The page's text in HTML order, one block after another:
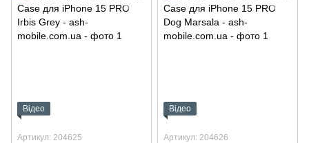
Відео
Артикул: 204625
Відео
Артикул: 204626